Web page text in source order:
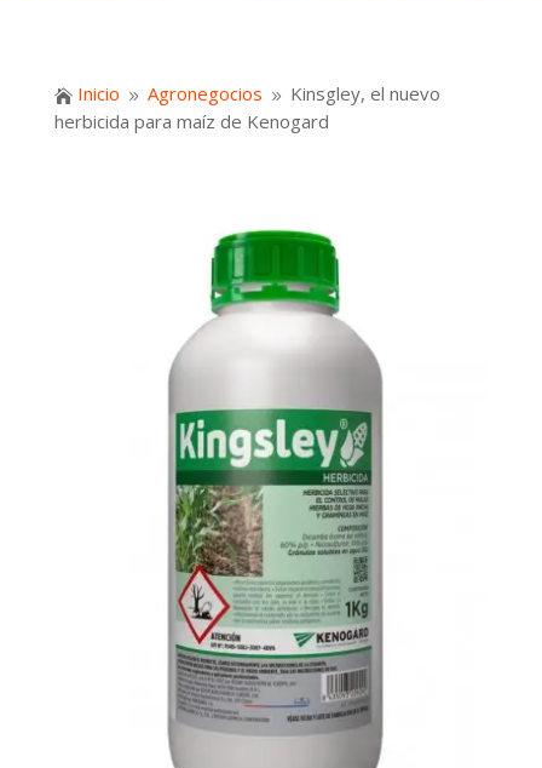
 Inicio 9 Agronegocios 9 Kinsgley, el nuevo
herbicida para maíz de Kenogard